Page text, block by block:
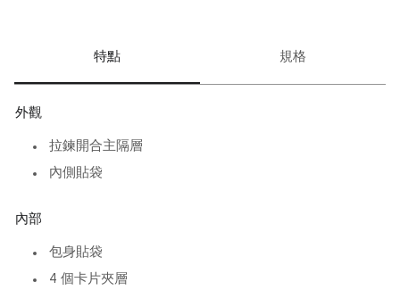
特點 規格
外觀
拉鍊開合主隔層
內側貼袋
內部
包身貼袋
4 個卡片夾層